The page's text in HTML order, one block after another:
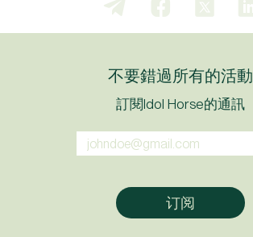
不要錯過所有的活動
訂閱Idol Horse的通訊